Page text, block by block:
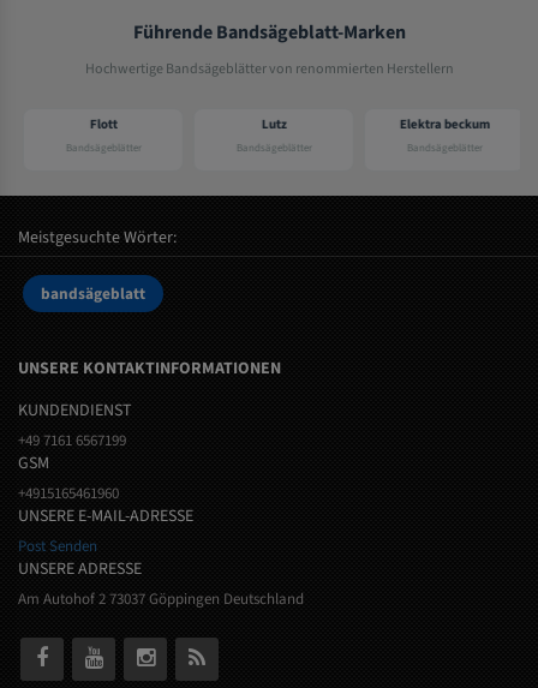
Führende Bandsägeblatt-Marken
Hochwertige Bandsägeblätter von renommierten Herstellern
Flott
Bandsägeblätter
Lutz
Bandsägeblätter
Elektra beckum
Bandsägeblätter
Meistgesuchte Wörter:
bandsägeblatt
UNSERE KONTAKTINFORMATIONEN
KUNDENDIENST
+49 7161 6567199
GSM
+4915165461960
UNSERE E-MAIL-ADRESSE
Post Senden
UNSERE ADRESSE
Am Autohof 2 73037 Göppingen Deutschland